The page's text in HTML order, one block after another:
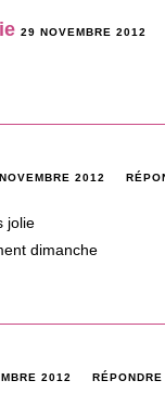
29 NOVEMBRE 2012
2012
jolie
dimanche
2012 RÉPONDRE